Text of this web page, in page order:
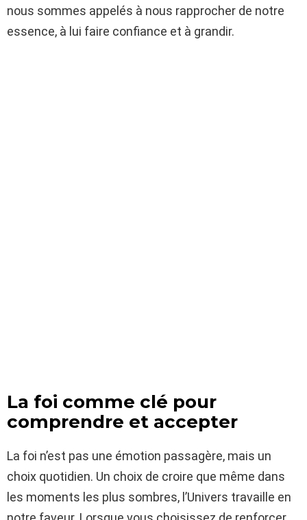
nous sommes appelés à nous rapprocher de notre
essence, à lui faire confiance et à grandir.
La foi comme clé pour
comprendre et accepter
La foi n’est pas une émotion passagère, mais un
choix quotidien. Un choix de croire que même dans
les moments les plus sombres, l’Univers travaille en